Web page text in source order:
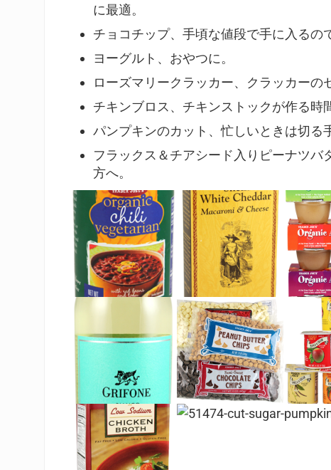
に最適。
チョコチップ、手頃な値段で手に入るの
ヨーグルト、おやつに。
ローズマリークラッカー、クラッカーの
チキンブロス、チキンストックが作る時
パンプキンのカット、忙しいときは切る
フラックス＆チアシード入りピーナツ
方へ。